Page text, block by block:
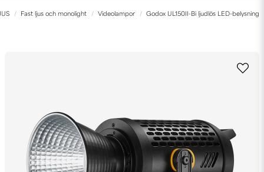
Fast ljus och monolight Videolampor Godox UL150II-Bi ljudlös LED-belysning